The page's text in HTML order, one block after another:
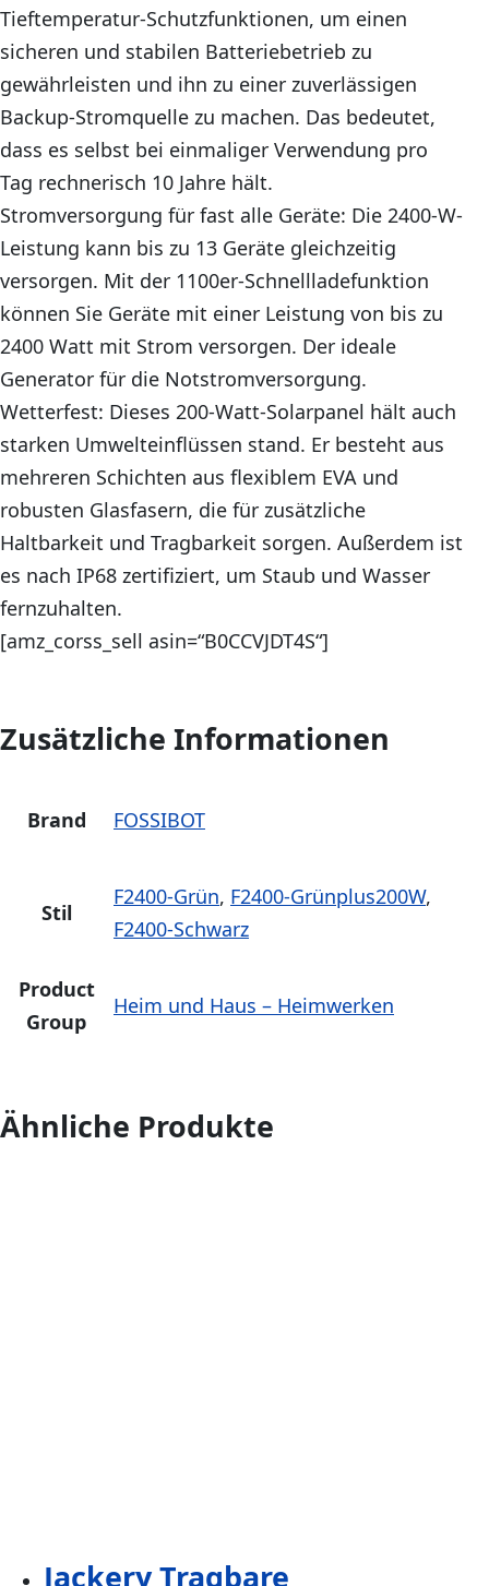
Tieftemperatur-Schutzfunktionen, um einen
sicheren und stabilen Batteriebetrieb zu
gewährleisten und ihn zu einer zuverlässigen
Backup-Stromquelle zu machen. Das bedeutet,
dass es selbst bei einmaliger Verwendung pro
Tag rechnerisch 10 Jahre hält.
Stromversorgung für fast alle Geräte: Die 2400-W-
Leistung kann bis zu 13 Geräte gleichzeitig
versorgen. Mit der 1100er-Schnellladefunktion
können Sie Geräte mit einer Leistung von bis zu
2400 Watt mit Strom versorgen. Der ideale
Generator für die Notstromversorgung.
Wetterfest: Dieses 200-Watt-Solarpanel hält auch
starken Umwelteinflüssen stand. Er besteht aus
mehreren Schichten aus flexiblem EVA und
robusten Glasfasern, die für zusätzliche
Haltbarkeit und Tragbarkeit sorgen. Außerdem ist
es nach IP68 zertifiziert, um Staub und Wasser
fernzuhalten.
[amz_corss_sell asin=“B0CCVJDT4S“]
Zusätzliche Informationen
Brand FOSSIBOT
Stil
F2400-Grün, F2400-Grünplus200W,
F2400-Schwarz
Product
Group
Heim und Haus – Heimwerken
Ähnliche Produkte
Jackery Tragbare